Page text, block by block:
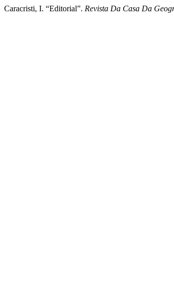
Caracristi, I. “Editorial”. Revista Da Casa Da